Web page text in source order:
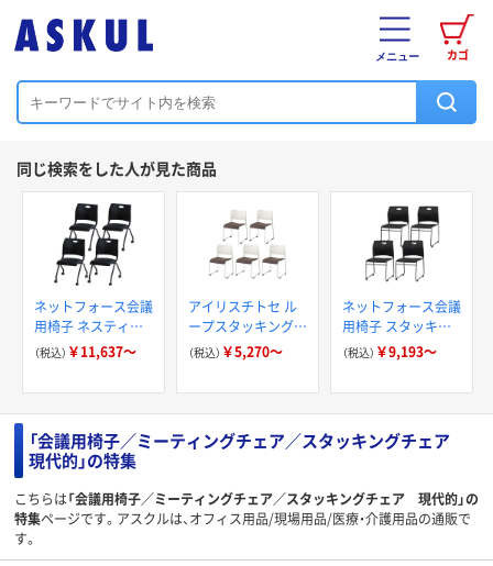
カゴ
メニュー
同じ検索をした人が見た商品
ネットフォース会議
用椅子 ネスティン
グ 完成品 キャスタ
ー付 ミーティング
（税込） ￥11,637～
アイリスチトセ ル
ープスタッキングチ
ェア オリジナル
（税込） ￥5,270～
ネットフォース会議
用椅子 スタッキン
グ 完成品 ミーティ
ングチェア 休憩室
（税込） ￥9,193～
「会議用椅子／ミーティングチェア／スタッキングチェア
現代的」の特集
こちらは「会議用椅子／ミーティングチェア／スタッキングチェア 現代的」の
特集ページです。アスクルは、オフィス用品/現場用品/医療・介護用品の通販で
す。